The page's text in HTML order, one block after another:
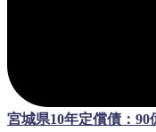
宮城県10年定償債：90